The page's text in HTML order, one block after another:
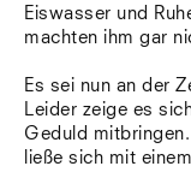
Eiswasser und
machten ihm gar
Es sei nun an der
Leider zeige es
Geduld
ließe sich mit